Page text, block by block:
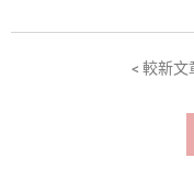
< 較新文